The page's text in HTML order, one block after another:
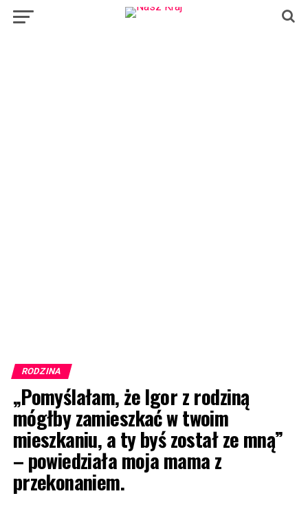
RODZINA
„Pomyślałam, że Igor z rodziną
mógłby zamieszkać w twoim
mieszkaniu, a ty byś został ze mną”
– powiedziała moja mama z
przekonaniem.